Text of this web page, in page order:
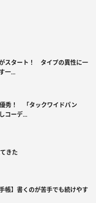
スタート！ タイプの異性に一
一...
秀！ 「タックワイドパン
コーデ...
きた
帳】書くのが苦手でも続けやす